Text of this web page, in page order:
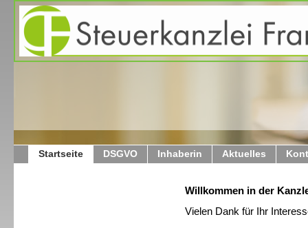
Startseite DSGVO Inhaberin Aktuelles
Willkommen in der
Vielen Dank für Ihr